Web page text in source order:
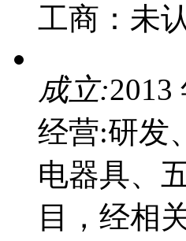
工商： 未
成立:2013
经营:研发
电器具、
目，经相